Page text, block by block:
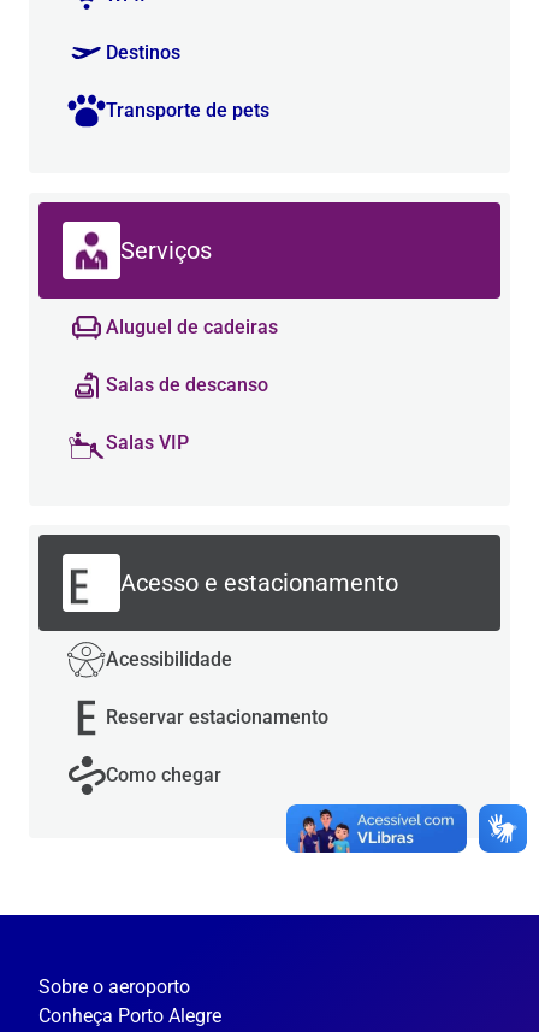
Destinos
Transporte de pets
Serviços
Aluguel de cadeiras
Salas de descanso
Salas VIP
Acesso e estacionamento
Acessibilidade
Reservar estacionamento
Como chegar
Sobre o aeroporto
Conheça Porto Alegre